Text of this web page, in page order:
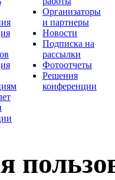
Организаторы
и партнеры
Новости
Подписка на
рассылки
Фотоотчеты
Решения
конференции